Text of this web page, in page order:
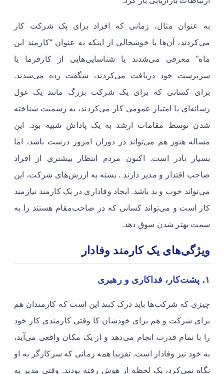
به عنوان مثال، زمانی که افراد برای یک شرکت کار
می‌کردند، آن‌ها با خوشحالی از اینکه به عنوان “کارمند این
ماه” معرفی می‌شدند یا شناسایی‌هایی از کارفرما یا
سرپرست خود دریافت می‌کردند، شگفت زده می‌شدند.
برای کسانی که برای یک شرکت بزرگ مانند یک غول
رسانه‌ای یا امتیاز عمومی کار می‌کردند، به رسمیت شناخته
شدن توسط مقامات ارشد به یک پاداش شبیه بود. این
مساله هنوز هم می‌تواند در دوران امروز درست باشد، اما
بسیار نادر است. اکنون مردم انتظار بیشتری از افراد
صاحب اقتدار و مدیر دارند . بسته به ارزش‌های شرکت، این
می‌تواند خوب و بد باشد. ایجاد وفاداری در یک کارمند نیازمند
کار است و می‌تواند کسانی که در صاحب‌مقام هستند را به
سمت بهتر شدن سوق دهد. ​
ویژگی‌های یک کارمند وفادار
۱. پشت‌کار، فداکاری و رهبری
چیزی که شرکت‌ها باید درک کنند این است که کارمندان هم
برای شرکت و هم برای خودشان کا وقتی کارمندی کار خود
را با تمام قدرت انجام می‌دهد و از یک مکان واقعی می‌آید،
به خود نیز وفادار است. تقریبا همه زمانی که سرکارگر به او
نگاه نمی‌کرد، یک لحظه از هوش رفته بودند. وقتی مدیر به